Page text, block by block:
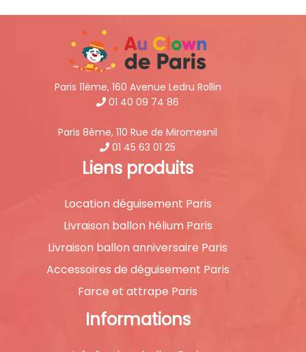
Paris 11ème, 160 Avenue Ledru Rollin
01 40 09 74 86
Paris 8ème, 110 Rue de Miromesnil
01 45 63 01 25
Liens produits
Location déguisement Paris
Livraison ballon hélium Paris
Livraison ballon anniversaire Paris
Accessoires de déguisement Paris
Farce et attrape Paris
Informations